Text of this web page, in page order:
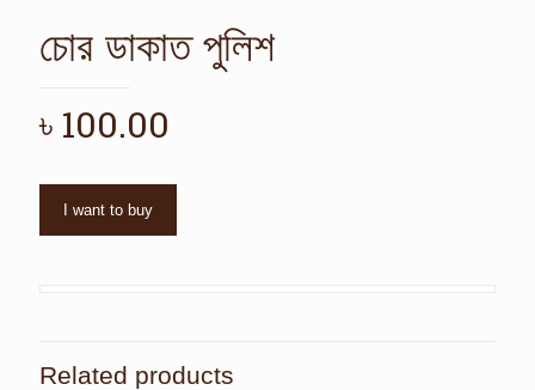
চোর ডাকাত পুলিশ
৳ 100.00
I want to buy
Related products